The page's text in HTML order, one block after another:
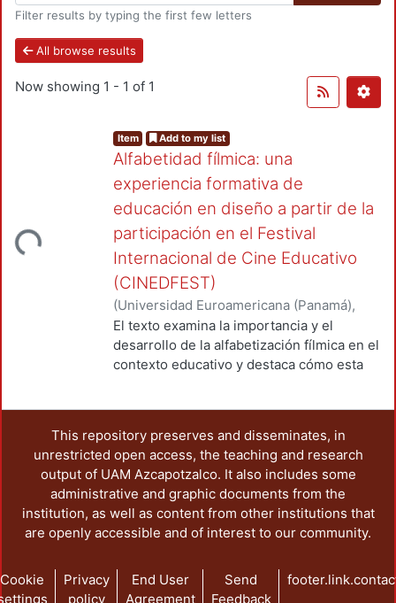
Filter results by typing the first few letters
All browse results
Now showing 1 - 1 of 1
Loading...
Item Add to my list
Alfabetidad fílmica: una
experiencia formativa de
educación en diseño a partir de la
participación en el Festival
Internacional de Cine Educativo
(CINEDFEST)
(Universidad Euroamericana (Panamá),
2024-10)DELGADO COELLAR, ALMA
ELISA;BARRO HERNANDEZ, MARIO
El texto examina la importancia y el
desarrollo de la alfabetización fílmica en el
contexto educativo y destaca cómo esta
audiovisual y la integración con otras
formas culturales y educativas. Se subraya
la necesidad de incorporar la
alfabetización fílmica en los currículos
educativos como parte integral de la
alfabetización mediática e informativa, a
lectura crítica, producción creativa y
comprensión profunda de los mensajes
This repository preserves and disseminates, in
unrestricted open access, the teaching and research
output of UAM Azcapotzalco. It also includes some
administrative and graphic documents from the
institution, as well as content from other institutions that
are openly accessible and of interest to our community.
Cookie
Privacy
policy
End User
Agreement
Send
Feedback